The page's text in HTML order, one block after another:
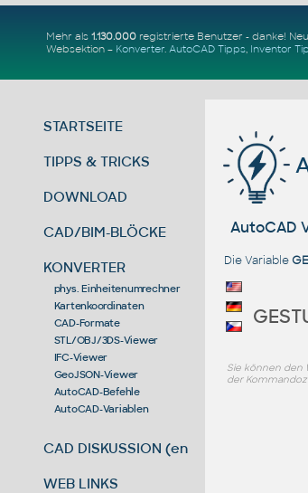
Mehr als 1.130.000registrierte Benutzer - danke!
Websektion – Konverter. AutoCAD Tipps, Inventor
STARTSEITE
TIPPS & TRICKS
DOWNLOAD
CAD/BIM-BLÖCKE
KONVERTER
phys. Einheitenumrechner
Kartenkoordinaten
CAD-Formate
STL/OBJ/3DS-Viewer
IFC-Viewer
GeoJSON-Viewer
AutoCAD-Befehle
AutoCAD-Variablen
CAD DISKUSSION (en)
WEB LINKS
AutoCAD
Die Variable
Sie können den
der